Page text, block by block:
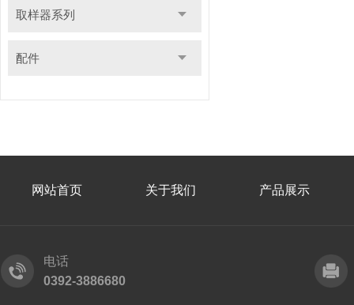
取样器系列
配件
网站首页 关于我们 产品展示
电话
0392-3886680